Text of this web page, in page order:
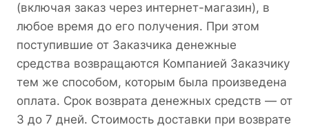
(включая заказ через интернет-магазин), в
любое время до его получения. При этом
поступившие от Заказчика денежные
средства возвращаются Компанией Заказчику
тем же способом, которым была произведена
оплата. Срок возврата денежных средств — от
3 до 7 дней. Стоимость доставки при возврате